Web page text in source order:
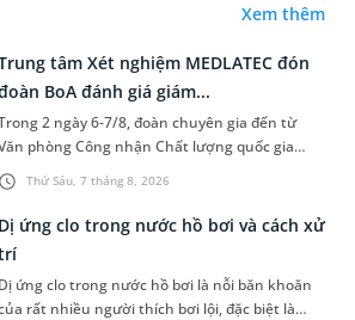
Xem thêm
Thứ Sáu, 7 tháng 8, 2026
tâm Xét nghiệm MEDLATEC đón
BoA đánh giá giám...
2 ngày 6-7/8, đoàn chuyên gia đến từ
phòng Công nhận Chất lượng quốc gia
(BoA) đã ghi nhận và đánh giá cao nỗ lực duy trì
hệ thống quản lý chất lượ...
Dị ứng clo trong nước hồ bơi và cách xử
Dị ứng clo trong nước hồ bơi là nỗi băn khoăn
rất nhiều người thích bơi lội, đặc biệt là